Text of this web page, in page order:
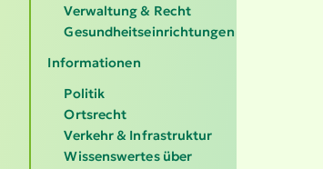
Verwaltung & Recht
Gesundheitseinrichtungen
Informationen
Politik
Ortsrecht
Verkehr & Infrastruktur
Wissenswertes über